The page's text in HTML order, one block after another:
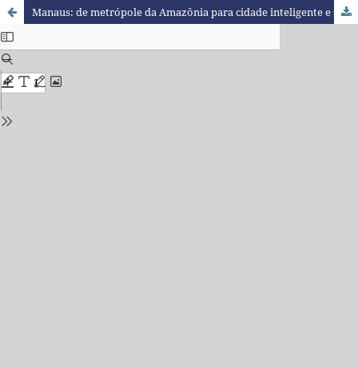
Manaus: de metrópole da Amazônia para cidade inteligente e sustentável